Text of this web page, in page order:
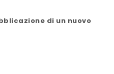
di un nuovo